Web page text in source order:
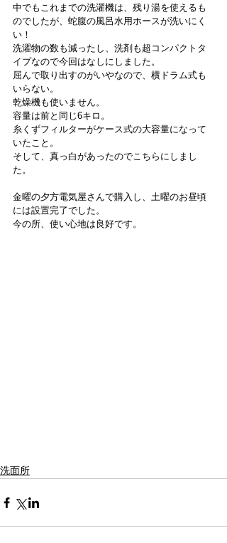
中でもこれまでの洗濯機は、残り湯を使えるも
のでしたが、蛇腹の風呂水用ホースが洗いにく
い！
洗濯物の数も減ったし、洗剤も超コンパクトタ
イプなので今回はなしにしました。
屈んで取り出すのがいやなので、横ドラム式も
いらない。
乾燥機も使いません。
容量は前と同じ6キロ。
糸くずフィルターがケース式の大容量になって
いたこと。
そして、真っ白があったのでこちらにしまし
た。
金曜の夕方電気屋さんで購入し、土曜のお昼頃
には設置完了でした。
今の所、使い心地は良好です。
洗面所